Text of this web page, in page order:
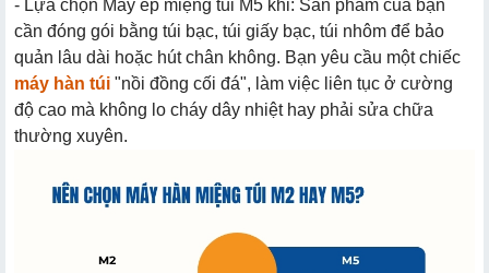
- Lựa chọn Máy ép miệng túi M5 khi: Sản phẩm của bạn
cần đóng gói bằng túi bạc, túi giấy bạc, túi nhôm để bảo
quản lâu dài hoặc hút chân không. Bạn yêu cầu một chiếc
máy hàn túi "nồi đồng cối đá", làm việc liên tục ở cường
độ cao mà không lo cháy dây nhiệt hay phải sửa chữa
thường xuyên.